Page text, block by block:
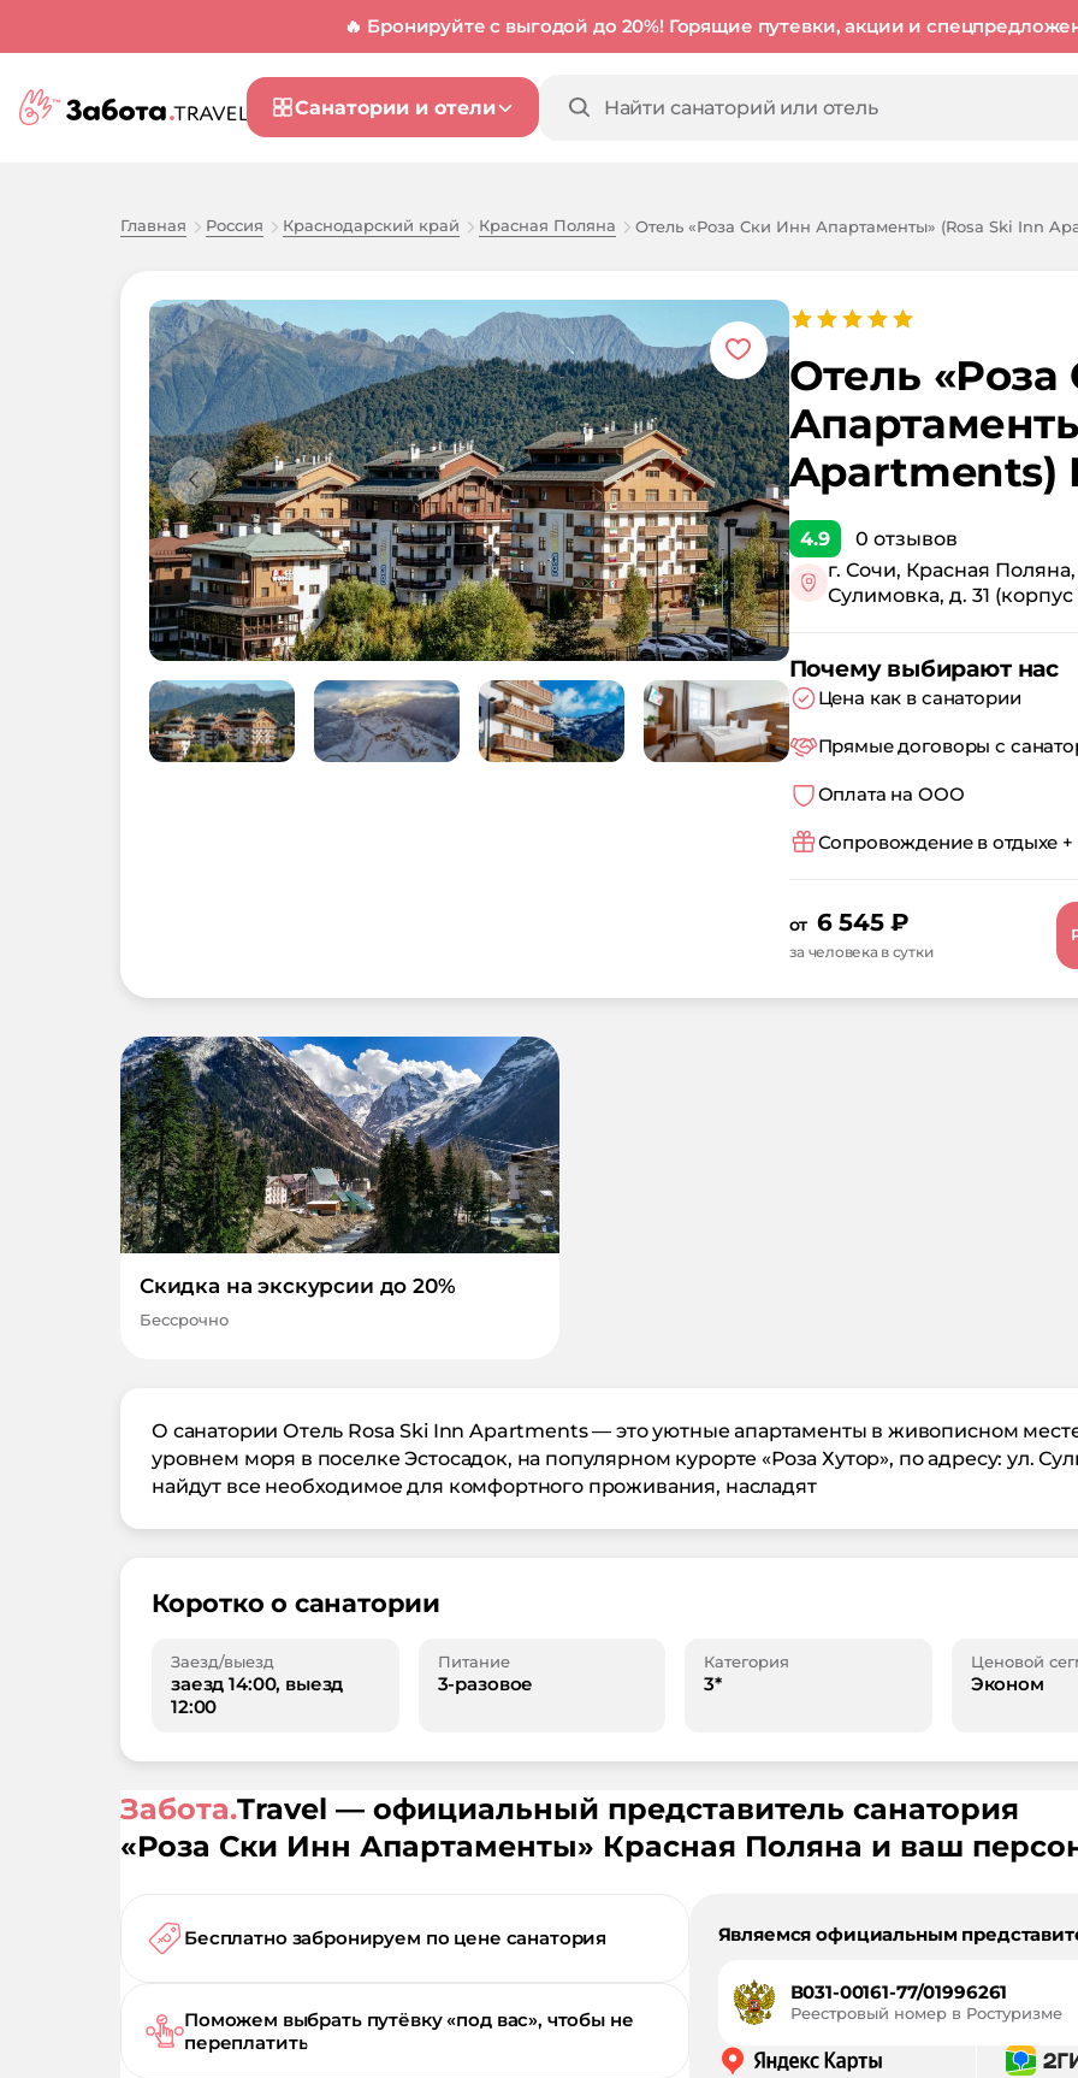
🔥 Бронируйте с выгодой до 20%! Горящие путевки, акции и
Санатории и отели
Главная Россия Краснодарский край Красная Поляна Отель «Роза Ски Инн Апартаменты» (Rosa Ski Inn
Отель
Apartments)
4.9 0 отзывов
г. Сочи, Красная
Сулимовка, д. 31 (корпус
Почему выбирают нас
Цена как в санатории
Прямые договоры с
Оплата на ООО
Сопровождение в отдыхе
от 6 545₽
за человека в сутки
Скидка на экскурсии до 20%
Бессрочно
О санатории Отель Rosa Ski Inn Apartments — это уютные апартаменты в живописном
уровнем моря в поселке Эстосадок, на популярном курорте «Роза Хутор», по адресу: ул.
найдут все необходимое для комфортного проживания, насладят
Коротко о санатории
Заезд/выезд
заезд 14:00, выезд
12:00
Питание
3-разовое
Категория
3*
Ценовой
Эконом
Забота.Travel — официальный представитель санатория
«Роза Ски Инн Апартаменты» Красная Поляна и ваш
Бесплатно забронируем по цене санатория
Поможем выбрать путёвку «под вас», чтобы не
переплатить
Являемся официальным
В031-00161-77/01996261
Реестровый номер в Ростуризме